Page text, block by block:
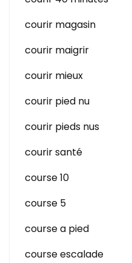
courir magasin
courir maigrir
courir mieux
courir pied nu
courir pieds nus
courir santé
course 10
course 5
course a pied
course escalade